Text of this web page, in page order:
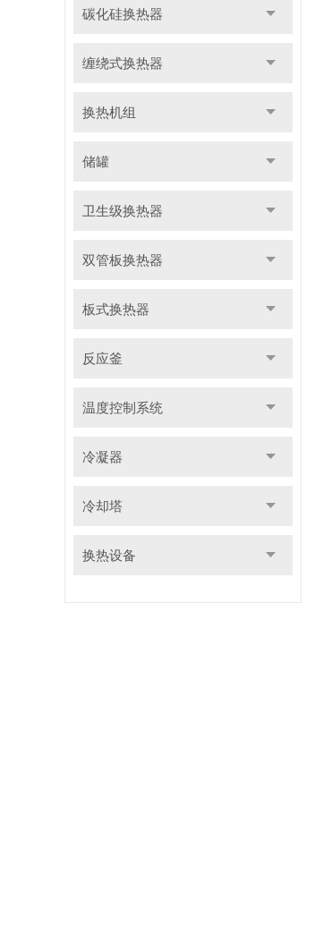
碳化硅换热器
缠绕式换热器
换热机组
储罐
卫生级换热器
双管板换热器
板式换热器
反应釜
温度控制系统
冷凝器
冷却塔
换热设备